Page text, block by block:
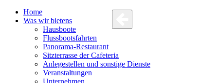
Home
Was wir bietens
Hausboote
Flussbootsfahrten
Panorama-Restaurant
Sitzterrasse der Cafeteria
Anlegestellen und sonstige Dienste
Veranstaltungen
Unternehmen